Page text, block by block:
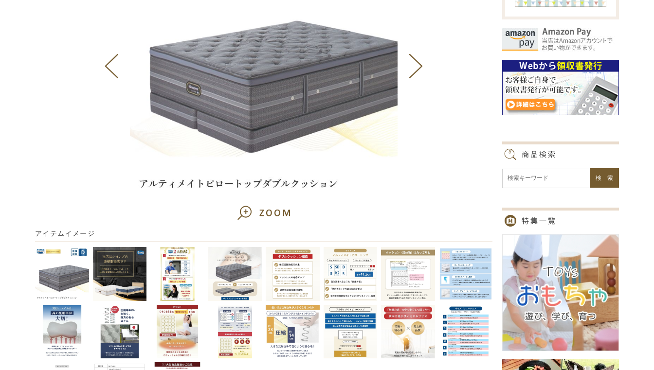
アイテムイメージ